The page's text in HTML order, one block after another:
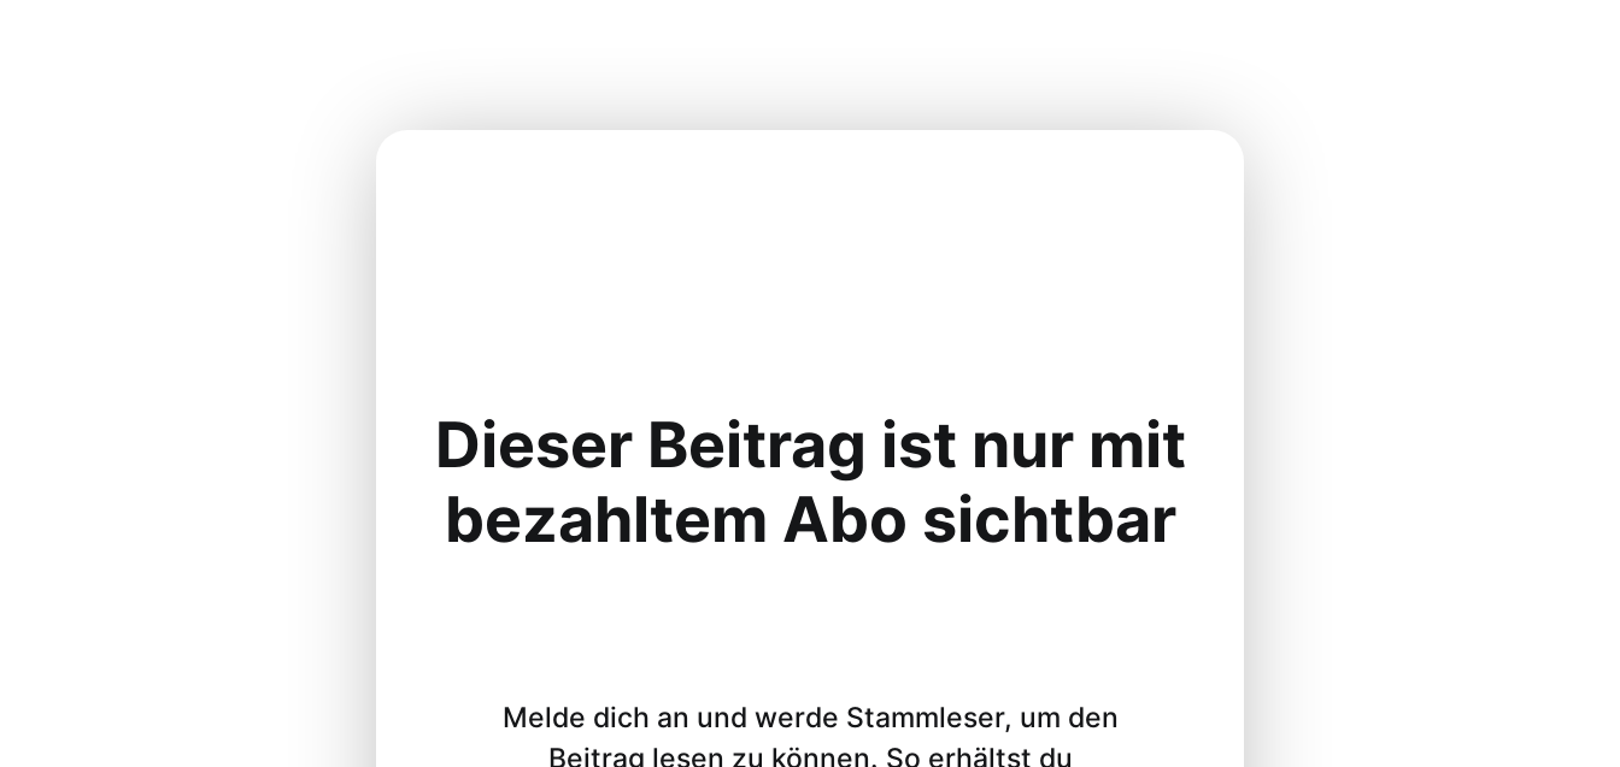
Dieser Beitrag ist nur mit
bezahltem Abo sichtbar
Melde dich an und werde Stammleser, um den
Beitrag lesen zu können. So erhältst du